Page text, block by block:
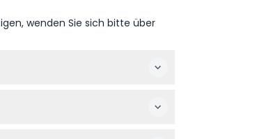
wenden Sie sich bitte über